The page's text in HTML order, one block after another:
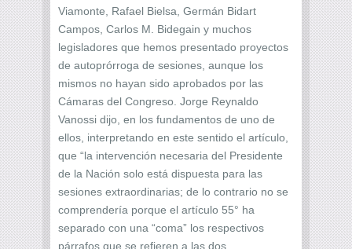
Viamonte, Rafael Bielsa, Germán Bidart
Campos, Carlos M. Bidegain y muchos
legisladores que hemos presentado proyectos
de autoprórroga de sesiones, aunque los
mismos no hayan sido aprobados por las
Cámaras del Congreso. Jorge Reynaldo
Vanossi dijo, en los fundamentos de uno de
ellos, interpretando en este sentido el artículo,
que “la intervención necesaria del Presidente
de la Nación solo está dispuesta para las
sesiones extraordinarias; de lo contrario no se
comprendería porque el artículo 55° ha
separado con una “coma” los respectivos
párrafos que se refieren a las dos